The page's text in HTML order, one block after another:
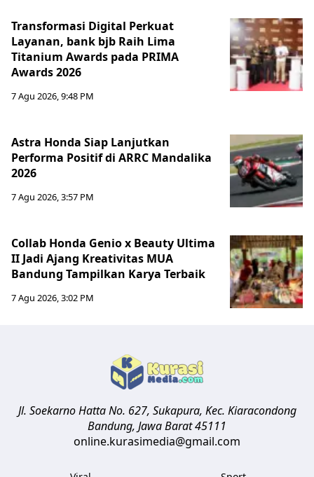
Transformasi Digital Perkuat
Layanan, bank bjb Raih Lima
Titanium Awards pada PRIMA
Awards 2026
7 Agu 2026, 9:48 PM
Astra Honda Siap Lanjutkan
Performa Positif di ARRC Mandalika
2026
7 Agu 2026, 3:57 PM
Collab Honda Genio x Beauty Ultima
II Jadi Ajang Kreativitas MUA
Bandung Tampilkan Karya Terbaik
7 Agu 2026, 3:02 PM
Jl. Soekarno Hatta No. 627, Sukapura, Kec. Kiaracondong
Bandung, Jawa Barat45111
online.kurasimedia@gmail.com